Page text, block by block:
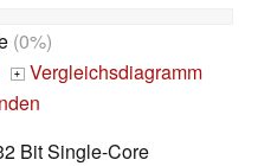
(0%)
+ Vergleichsdiagramm
Bit Single-Core